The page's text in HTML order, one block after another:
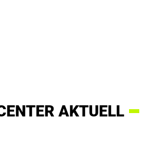
AKTUELL